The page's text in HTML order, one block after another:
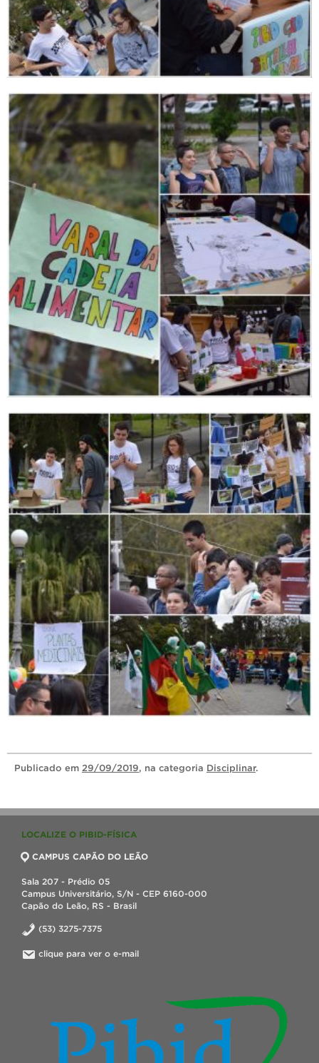
Publicado em 29/09/2019, na categoria Disciplinar.
LOCALIZE O PIBID-FÍSICA
CAMPUS CAPÃO DO LEÃO
Sala 207 - Prédio 05
Campus Universitário, S/N - CEP 6160-000
Capão do Leão, RS - Brasil
(53) 3275-7375
clique para ver o e-mail